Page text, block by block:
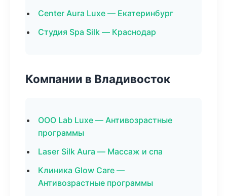
Center Aura Luxe — Екатеринбург
Студия Spa Silk — Краснодар
Компании в Владивосток
ООО Lab Luxe — Антивозрастные
программы
Laser Silk Aura — Массаж и спа
Клиника Glow Care —
Антивозрастные программы